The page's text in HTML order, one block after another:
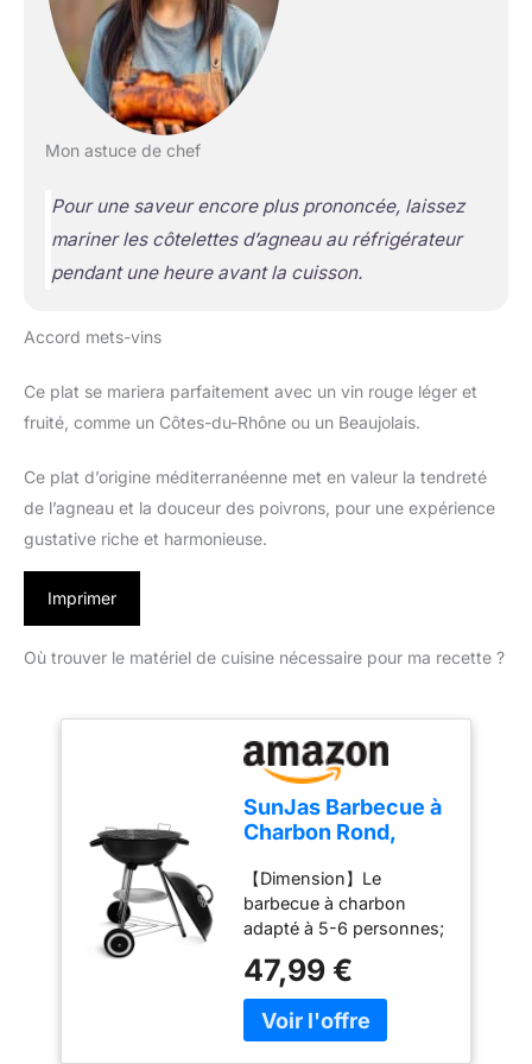
Mon astuce de chef
Pour une saveur encore plus prononcée, laissez
mariner les côtelettes d’agneau au réfrigérateur
pendant une heure avant la cuisson.
Accord mets-vins
Ce plat se mariera parfaitement avec un vin rouge léger et
fruité, comme un Côtes-du-Rhône ou un Beaujolais.
Ce plat d’origine méditerranéenne met en valeur la tendreté
de l’agneau et la douceur des poivrons, pour une expérience
gustative riche et harmonieuse.
Imprimer
Où trouver le matériel de cuisine nécessaire pour ma recette ?
SunJas Barbecue à
Charbon Rond,
【Dimension】Le
barbecue à charbon
adapté à 5-6 personnes;
44W × 70H cm; La grille
de cuisson: diamètre
41cm. 【Désigns
47,99 €